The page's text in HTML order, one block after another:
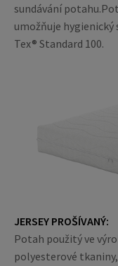
sundávání
umožňuje
Tex® Standard 100.
JERSEY PROŠÍVANÝ:
Potah použitý ve
polyesterové